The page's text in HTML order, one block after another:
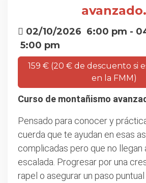
avanzado.
02/10/2026 6:00 pm -
5:00 pm
159 € (20 € de descuento si
en la FMM)
Curso de montañismo
Pensado para conocer y
cuerda que te ayudan en esas
complicadas pero que no llegan
escalada. Progresar por una
rapel o asegurar un paso